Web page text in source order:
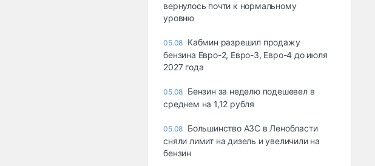
вернулось почти к нормальному
уровню
05.08 Кабмин разрешил продажу
бензина Евро-2, Евро-3, Евро-4 до июля
2027 года
05.08 Бензин за неделю подешевел в
среднем на 1,12 рубля
05.08 Большинство АЗС в Ленобласти
сняли лимит на дизель и увеличили на
бензин